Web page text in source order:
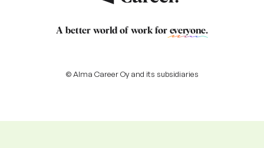
A better world of work for everyone.
© Alma Career Oy and its subsidiaries